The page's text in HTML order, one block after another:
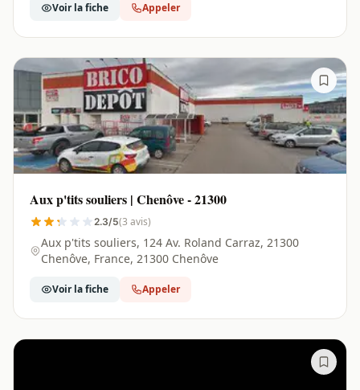
Voir la fiche Appeler
Aux p'tits souliers | Chenôve - 21300
2.3/5(3 avis)
Aux p'tits souliers, 124 Av. Roland Carraz, 21300
Chenôve, France, 21300 Chenôve
Voir la fiche Appeler